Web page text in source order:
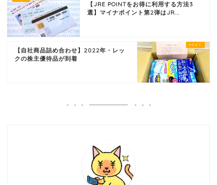
【JRE POINTをお得に利用する方法3
選】マイナポイント第2弾はJR...
【自社商品詰め合わせ】2022年・レッ
クの株主優待品が到着